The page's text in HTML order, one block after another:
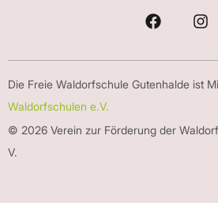
Die Freie Waldorfschule Gutenhalde ist
Waldorfschulen e.V.
© 2026 Verein zur Förderung der
V.